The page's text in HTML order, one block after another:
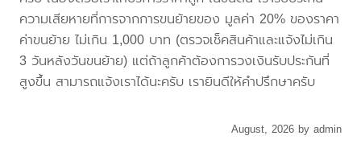
ความเสียหายที่การจากการขนย้ายของ มูลค่า 20% ของราคา
ค่าขนย้าย ไม่เกิน 1,000 บาท (ตรวจเช็คสินค้าและแจ้งไม่เกิน
3 วันหลังวันขนย้าย) แต่ถ้าลูกค้าต้องการวงเงินรับประกันที่
สูงขึ้น สามารถแจ้งเราได้นะครับ เรายินดีให้คำปรึกษาครับ
August, 2026 by admin